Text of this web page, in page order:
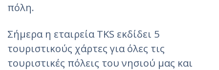
πόλη.
Σήμερα η εταιρεία TKS εκδίδει 5
τουριστικούς χάρτες για όλες τις
τουριστικές πόλεις του νησιού μας και